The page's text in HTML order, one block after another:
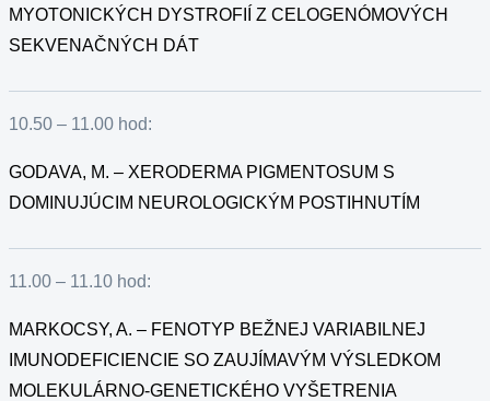
MYOTONICKÝCH DYSTROFIÍ Z CELOGENÓMOVÝCH
SEKVENAČNÝCH DÁT
10.50 – 11.00 hod:
GODAVA, M. – XERODERMA PIGMENTOSUM S
DOMINUJÚCIM NEUROLOGICKÝM POSTIHNUTÍM
11.00 – 11.10 hod:
MARKOCSY, A. – FENOTYP BEŽNEJ VARIABILNEJ
IMUNODEFICIENCIE SO ZAUJÍMAVÝM VÝSLEDKOM
MOLEKULÁRNO-GENETICKÉHO VYŠETRENIA